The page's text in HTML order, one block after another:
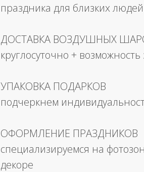
праздника для близких
ДОСТАВКА ВОЗДУШНЫХ
круглосуточно +
УПАКОВКА ПОДАРКОВ
подчеркнем
ОФОРМЛЕНИЕ ПРАЗДНИКОВ
специализируемся на
декоре